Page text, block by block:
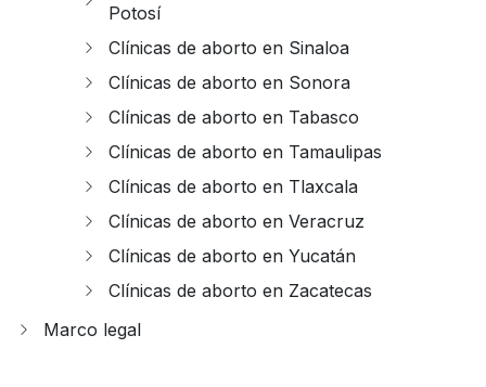
Potosí
Clínicas de aborto en Sinaloa
Clínicas de aborto en Sonora
Clínicas de aborto en Tabasco
Clínicas de aborto en Tamaulipas
Clínicas de aborto en Tlaxcala
Clínicas de aborto en Veracruz
Clínicas de aborto en Yucatán
Clínicas de aborto en Zacatecas
Marco legal